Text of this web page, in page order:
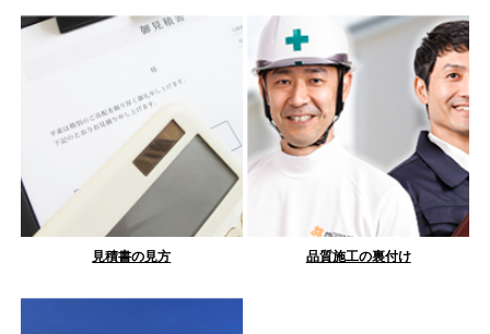
見積書の見方 品質施工の裏付け